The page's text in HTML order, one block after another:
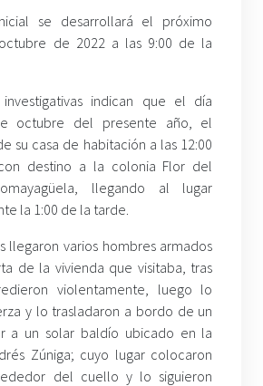
se desarrollará el próximo
de 2022 a las 9:00 de la
investigativas indican que el día
octubre del presente año, el
su casa de habitación a las 12:00
destino a la colonia Flor del
llegando al lugar
la 1:00 de la tarde.
llegaron varios hombres armados
de la vivienda que visitaba, tras
violentamente, luego lo
y lo trasladaron a bordo de un
a un solar baldío ubicado en la
Zúniga; cuyo lugar colocaron
del cuello y lo siguieron